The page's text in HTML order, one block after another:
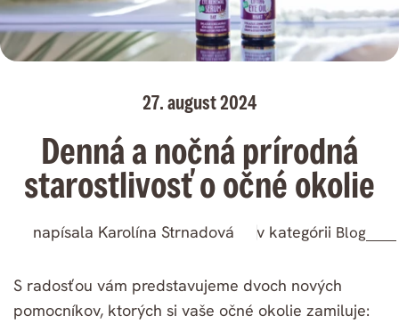
27. august 2024
Denná a nočná prírodná
starostlivosť o očné okolie
napísala Karolína Strnadová v kategórii Blog
S radosťou vám predstavujeme dvoch nových
pomocníkov, ktorých si vaše očné okolie zamiluje: